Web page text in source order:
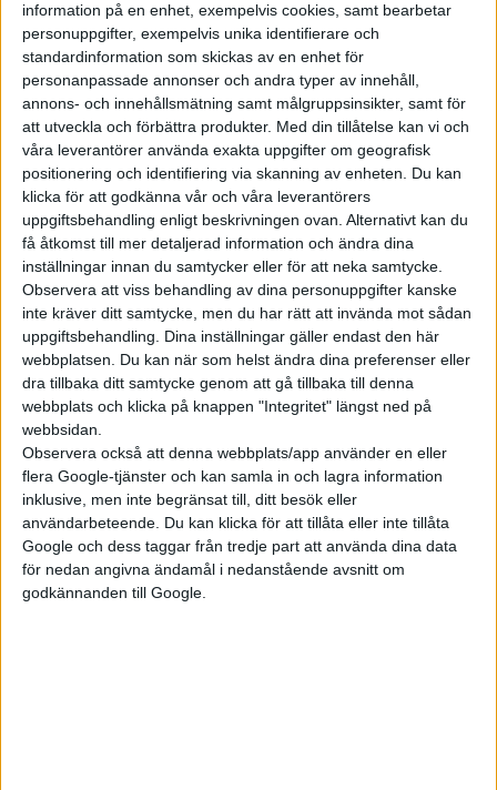
information på en enhet, exempelvis cookies, samt bearbetar
personuppgifter, exempelvis unika identifierare och
standardinformation som skickas av en enhet för
personanpassade annonser och andra typer av innehåll,
annons- och innehållsmätning samt målgruppsinsikter, samt för
att utveckla och förbättra produkter. Med din tillåtelse kan vi och
våra leverantörer använda exakta uppgifter om geografisk
positionering och identifiering via skanning av enheten. Du kan
klicka för att godkänna vår och våra leverantörers
uppgiftsbehandling enligt beskrivningen ovan. Alternativt kan du
få åtkomst till mer detaljerad information och ändra dina
inställningar innan du samtycker eller för att neka samtycke.
Observera att viss behandling av dina personuppgifter kanske
inte kräver ditt samtycke, men du har rätt att invända mot sådan
uppgiftsbehandling. Dina inställningar gäller endast den här
webbplatsen. Du kan när som helst ändra dina preferenser eller
dra tillbaka ditt samtycke genom att gå tillbaka till denna
webbplats och klicka på knappen "Integritet" längst ned på
webbsidan.
Observera också att denna webbplats/app använder en eller
flera Google-tjänster och kan samla in och lagra information
inklusive, men inte begränsat till, ditt besök eller
användarbeteende. Du kan klicka för att tillåta eller inte tillåta
Google och dess taggar från tredje part att använda dina data
för nedan angivna ändamål i nedanstående avsnitt om
godkännanden till Google.
Nu med sladd. Tyst och långt på el med ny hybrid
LITEN ATLANTÖ
Blir fossilfri med hjälp av elbilar från Renault och vindkraft
STOR ELTRUCK
Luftledning gör gruvdrift i norr fossilfri
GENEVE-MÄSSAN
Fortfarande fler koncept än verkstad. Men boomen i eldrift
kommer allt närmare
MÄSSBESÖK MED FÖRNÄMLIG ELBIL
Tur och retur resan till den stora mässan gjorde besöket
miljövänligt
UTÖKAD LASTÅSNA
Ny NV-200 från Nissan har fått längre räckvidd
NYA BMWi3 PROVKÖRD
Sportig variant med större motor, acceleration och toppfart
Olika åsikter om nya underverket, men bra betyg
SOLCELLER PÅ FRAMMARSCH
Stort intresse bland ebilsköpare att ladda från taket